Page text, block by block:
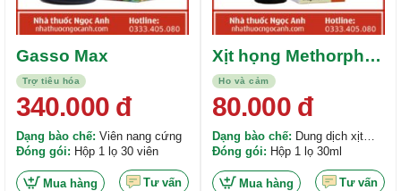
Trợ tiêu hóa
Gasso Max
340.000đ
Dạng bào chế: Viên nang cứng
Đóng gói: Hộp 1 lọ 30 viên
Mua hàng Tư vấn
Ho và cảm
Xịt họng Methorphan
Bee
80.000đ
Dạng bào chế: Dung dịch xịt
họng
Đóng gói: Hộp 1 lọ 30ml
Mua hàng Tư vấn